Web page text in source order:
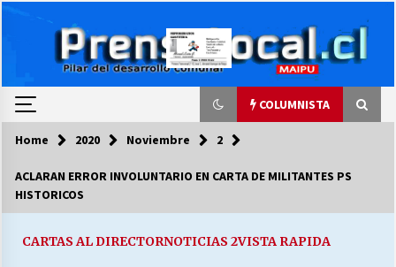
COLUMNISTA
COLUMNISTA
03/08/2026
Home 2020 Noviembre 2
ACLARAN ERROR INVOLUNTARIO EN CARTA DE MILITANTES PS
HISTORICOS
CARTAS AL DIRECTORNOTICIAS 2VISTA RAPIDA